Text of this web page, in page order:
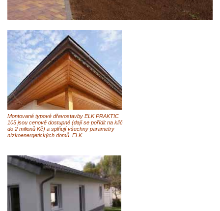
Montované typové dřevostavby ELK PRAKTIC
105 jsou cenově dostupné (dají se pořídit na klíč
do 2 milionů Kč) a splňují všechny parametry
nízkoenergetických domů. ELK